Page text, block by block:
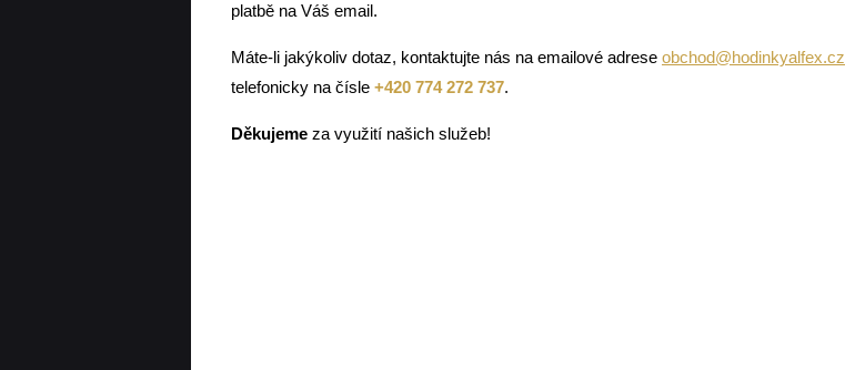
platbě na Váš email.
Máte-li jakýkoliv dotaz, kontaktujte nás na emailové adrese obchod@hodinkyalfex.cz
telefonicky na čísle +420 774 272 737.
Děkujeme za využití našich služeb!